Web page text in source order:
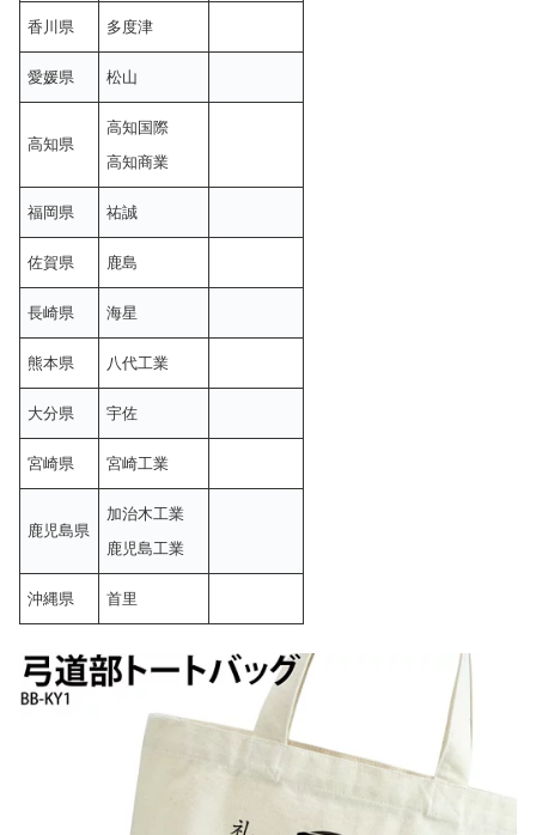
香川県 多度津
愛媛県 松山
高知県
高知国際
高知商業
福岡県 祐誠
佐賀県 鹿島
長崎県 海星
熊本県 八代工業
大分県 宇佐
宮崎県 宮崎工業
鹿児島県
加治木工業
鹿児島工業
沖縄県 首里